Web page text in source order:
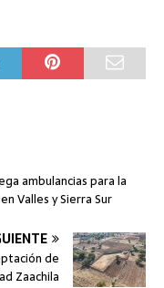
ambulancias para la
Valles y Sierra Sur
de
Zaachila